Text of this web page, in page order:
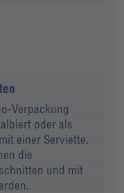
Verpackung
oder als
einer Serviette.
die
und mit